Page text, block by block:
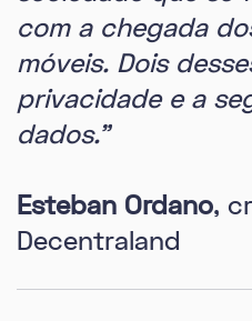
com a chegada
móveis. Dois
privacidade e a
dados.”
Esteban Ordano,
Decentraland